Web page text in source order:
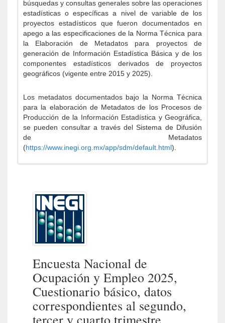
búsquedas y consultas generales sobre las operaciones
estadísticas o específicas a nivel de variable de los
proyectos estadísticos que fueron documentados en
apego a las especificaciones de la Norma Técnica para
la Elaboración de Metadatos para proyectos de
generación de Información Estadística Básica y de los
componentes estadísticos derivados de proyectos
geográficos (vigente entre 2015 y 2025).
Los metadatos documentados bajo la Norma Técnica
para la elaboración de Metadatos de los Procesos de
Producción de la Información Estadística y Geográfica,
se pueden consultar a través del Sistema de Difusión
de Metadatos
(https://www.inegi.org.mx/app/sdm/default.html).
Encuesta Nacional de
Ocupación y Empleo 2025,
Cuestionario básico, datos
correspondientes al segundo,
tercer y cuarto trimestre